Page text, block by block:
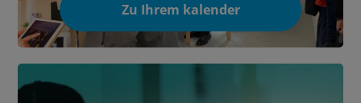
Zu Ihrem kalender